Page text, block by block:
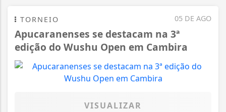
05 DE AGO
TORNEIO
Apucaranenses se destacam na 3ª
edição do Wushu Open em Cambira
VISUALIZAR